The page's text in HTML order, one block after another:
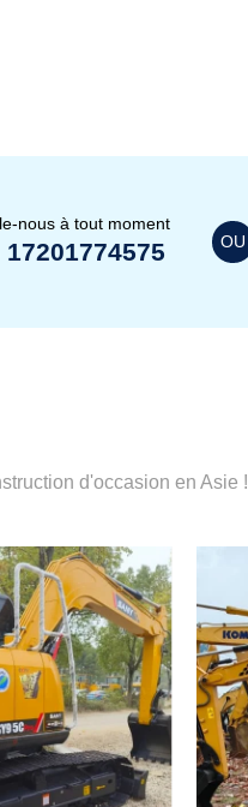
nous à tout moment
17201774575 OU
d'occasion en Asie !